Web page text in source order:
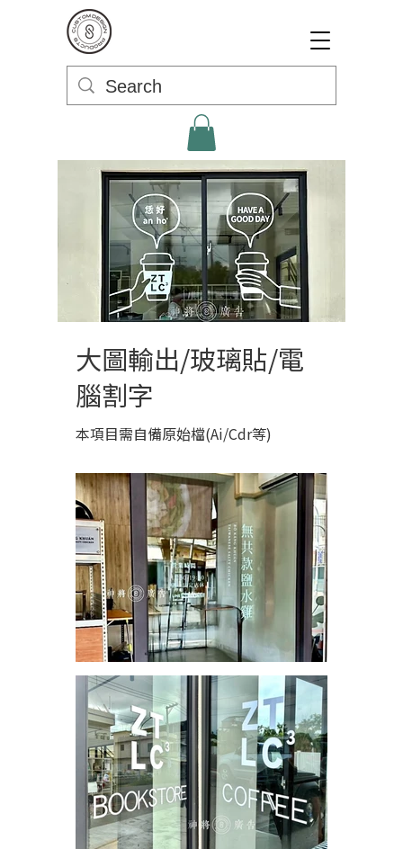
大圖輸出/玻璃貼/電
腦割字
本項目需自備原始檔(Ai/Cdr等)